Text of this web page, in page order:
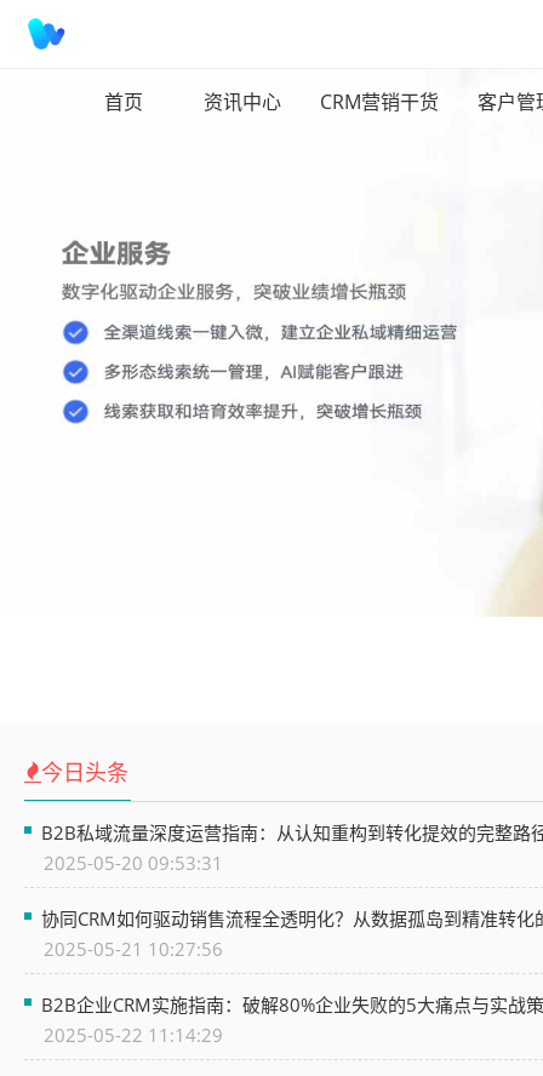
首页 资讯中心 CRM营销干货 客户管
今日头条
B2B私域流量深度运营指南：从认知重构到转化提效的完整路
2025-05-20 09:53:31
协同CRM如何驱动销售流程全透明化？从数据孤岛到精准转化
2025-05-21 10:27:56
B2B企业CRM实施指南：破解80%企业失败的5大痛点与实战
2025-05-22 11:14:29